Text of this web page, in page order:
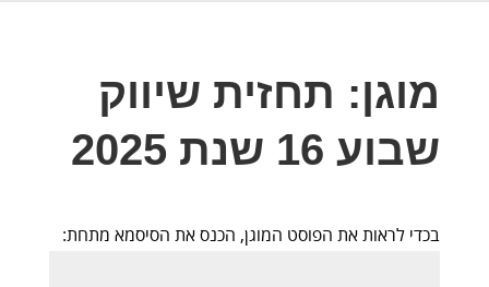
מוגן: תחזית שיווק
שבוע 16 שנת 2025
בכדי לראות את הפוסט המוגן, הכנס את הסיסמא מתחת: